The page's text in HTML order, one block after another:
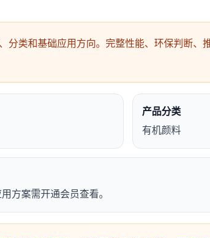
分类和基础应用方向。完整性能、环保判断
产品分类
有机颜料
方案需开通会员查看。